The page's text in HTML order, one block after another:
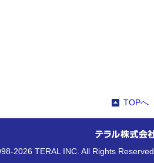
TOPへ
2026 TERAL INC. All Rights Reserved.